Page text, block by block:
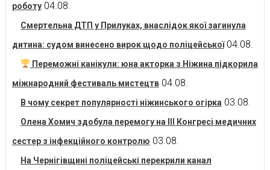
роботу 04.08.
Смертельна ДТП у Прилуках, внаслідок якої загинула
дитина: судом винесено вирок щодо поліцейської 04.08.
Переможні канікули: юна акторка з Ніжина підкорила
міжнародний фестиваль мистецтв 04.08.
В чому секрет популярності ніжинського огірка 03.08.
Олена Хомич здобула перемогу на ІІІ Конгресі медичних
сестер з інфекційного контролю 03.08.
На Чернігівщині поліцейські перекрили канал